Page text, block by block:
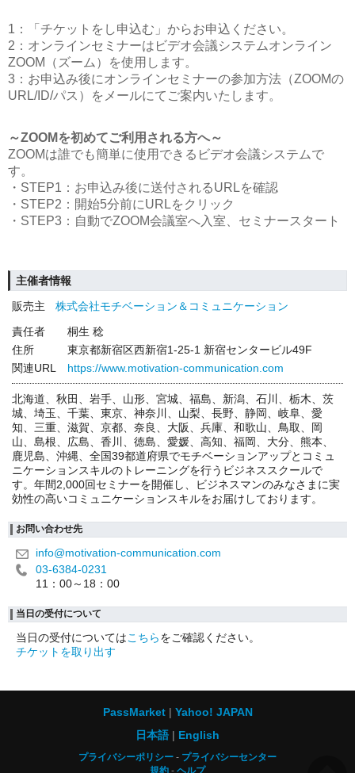
1：「チケットをし申込む」からお申込ください。
2：オンラインセミナーはビデオ会議システムオンライン
ZOOM（ズーム）を使用します。
3：お申込み後にオンラインセミナーの参加方法（ZOOMの
URL/ID/パス）をメールにてご案内いたします。
～ZOOMを初めてご利用される方へ～
ZOOMは誰でも簡単に使用できるビデオ会議システムで
す。
・STEP1：お申込み後に送付されるURLを確認
・STEP2：開始5分前にURLをクリック
・STEP3：自動でZOOM会議室へ入室、セミナースタート
主催者情報
販売主
株式会社モチベーション＆コミュニケーション
責任者
桐生 稔
住所
東京都新宿区西新宿1-25-1 新宿センタービル49F
関連URL
https://www.motivation-communication.com
北海道、秋田、岩手、山形、宮城、福島、新潟、石川、栃木、茨
城、埼玉、千葉、東京、神奈川、山梨、長野、静岡、岐阜、愛
知、三重、滋賀、京都、奈良、大阪、兵庫、和歌山、鳥取、岡
山、島根、広島、香川、徳島、愛媛、高知、福岡、大分、熊本、
鹿児島、沖縄、全国39都道府県でモチベーションアップとコミュ
ニケーションスキルのトレーニングを行うビジネススクールで
す。年間2,000回セミナーを開催し、ビジネスマンのみなさまに実
効性の高いコミュニケーションスキルをお届けしております。
お問い合わせ先
info@motivation-communication.com
03-6384-0231
11：00～18：00
当日の受付について
当日の受付についてはこちらをご確認ください。
チケットを取り出す
PassMarket
Yahoo! JAPAN
日本語
English
プライバシーポリシー
プライバシーセンター
規約
ヘルプ